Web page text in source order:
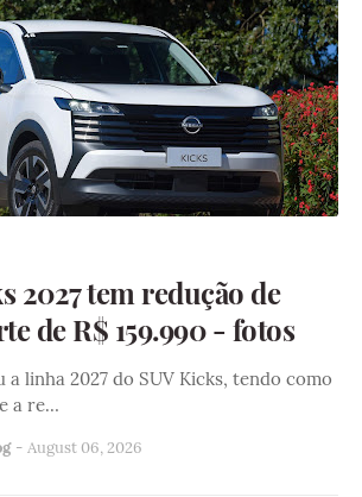
2027 tem redução de
de R$ 159.990 - fotos
a linha 2027 do SUV Kicks, tendo como
a re…
- August 06, 2026